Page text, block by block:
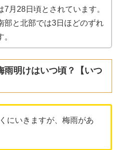
7月28日頃とされています。
部と北部では3日ほどのずれ
雨明けはいつ頃？【いつ
にいきますが、梅雨があ